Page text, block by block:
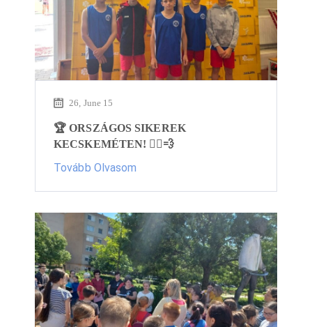
26, June 15
🏆 ORSZÁGOS SIKEREK
KECSKEMÉTEN! 🏃‍♂️💨
Tovább Olvasom